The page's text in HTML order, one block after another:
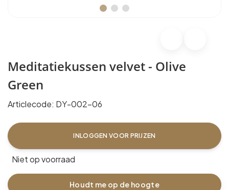
Meditatiekussen velvet - Olive
Green
Articlecode: DY-002-06
INLOGGEN VOOR PRIJZEN
Niet op voorraad
Houdt me op de hoogte